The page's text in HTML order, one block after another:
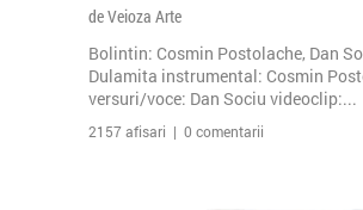
de Veioza Arte
Bolintin: Cosmin Postolache, Dan
Dulamita instrumental: Cosmin
versuri/voce: Dan Sociu videoclip:...
2157 afisari | 0 comentarii